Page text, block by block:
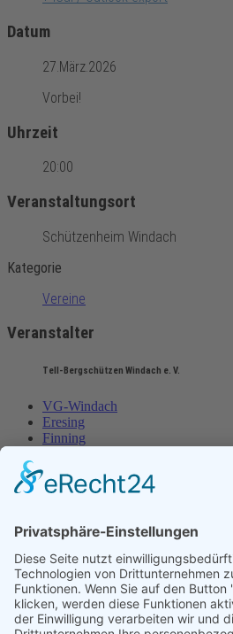
Datum
27.März.2026
Vorbei!
Uhrzeit
20:00
Veranstaltungsort
Schützenheim Windach
Kategorie
Vereine
Veranstalter
Tell-Bergschützen Windach e. V.
VG-Windach
Eresing
Finning
VG-Windach
Eresing
Impressum
Impressum
Datenschutz